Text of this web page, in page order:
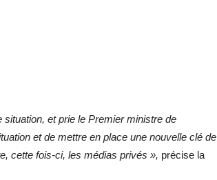
et prie le Premier ministre de
et de mettre en place une nouvelle clé de
cette fois-ci, les médias privés », précise la